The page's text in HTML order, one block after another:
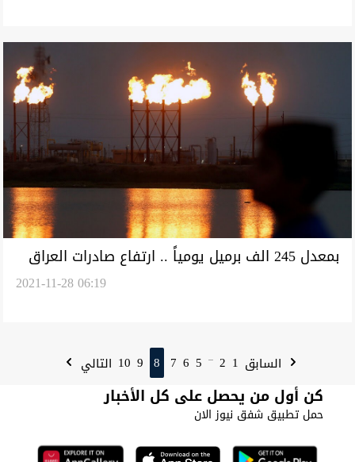
بمعدل 245 الف برميل يومياً .. ارتفاع صادرات العراق
2021-11-28 06:19
السابق 1
2
...
5
6
7
8
9
10 التالي
كن أول من يحصل على كل الأخبار
حمل تطبيق شفق نيوز الان